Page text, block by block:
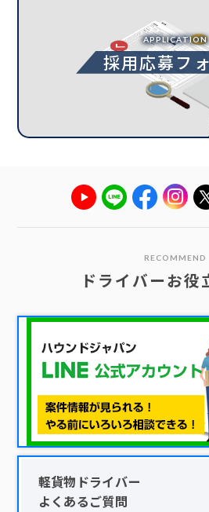
APPLICATION
採用応募フ
RECOMMEND
ドライバーお役
軽貨物ドライバー
よくあるご質問